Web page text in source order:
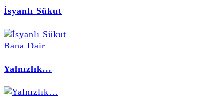
İsyanlı Sükut
Bana Dair
Yalnızlık…